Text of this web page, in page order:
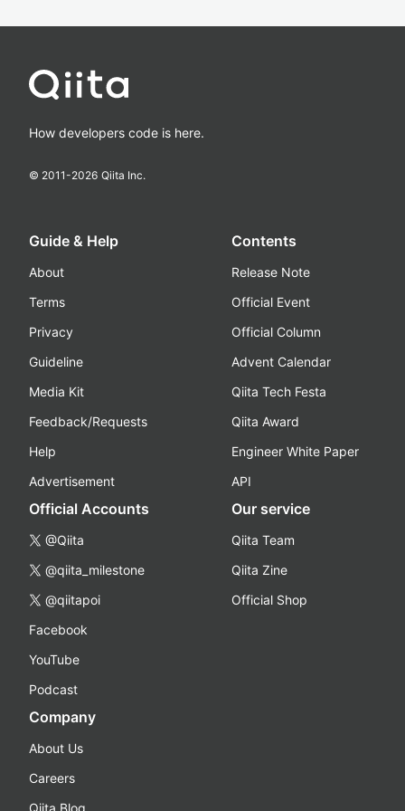
How developers code is here.
© 2011-2026 Qiita Inc.
Guide & Help
About
Terms
Privacy
Guideline
Media Kit
Feedback/Requests
Help
Advertisement
Contents
Release Note
Official Event
Official Column
Advent Calendar
Qiita Tech Festa
Qiita Award
Engineer White Paper
API
Official Accounts
@Qiita
@qiita_milestone
@qiitapoi
Facebook
YouTube
Podcast
Our service
Qiita Team
Qiita Zine
Official Shop
Company
About Us
Careers
Qiita Blog